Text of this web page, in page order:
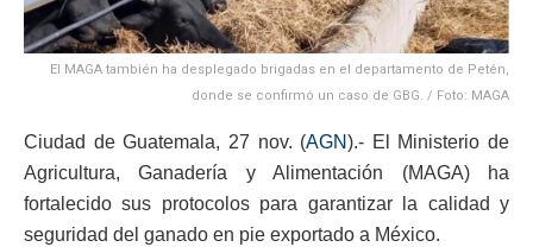
El MAGA también ha desplegado brigadas en el departamento de Petén,
donde se confirmó un caso de GBG. / Foto: MAGA
Ciudad de Guatemala, 27 nov. (AGN).- El Ministerio de
Agricultura, Ganadería y Alimentación (MAGA) ha
fortalecido sus protocolos para garantizar la calidad y
seguridad del ganado en pie exportado a México.